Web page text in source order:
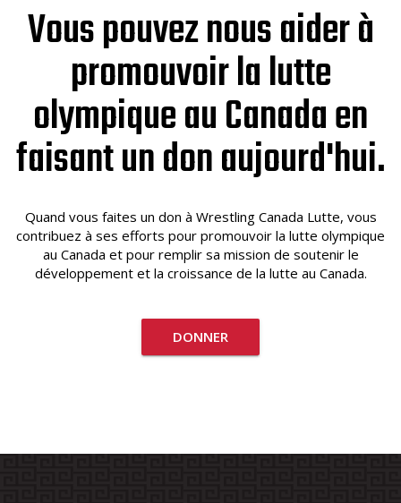
Vous pouvez nous aider à
promouvoir la lutte
olympique au Canada en
faisant un don aujourd'hui.
Quand vous faites un don à Wrestling Canada Lutte, vous
contribuez à ses efforts pour promouvoir la lutte olympique
au Canada et pour remplir sa mission de soutenir le
développement et la croissance de la lutte au Canada.
DONNER